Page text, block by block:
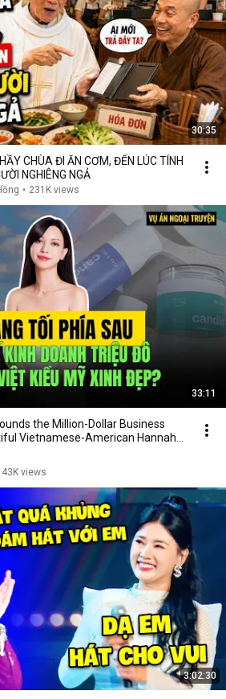
30:35
CHÙA ĐI ĂN CƠM, ĐẾN LÚC TÍNH
NGHIÊNG NGẢ
• 231K views
33:11
the Million-Dollar Business
Vietnamese-American Hannah
43K views
3:02:30